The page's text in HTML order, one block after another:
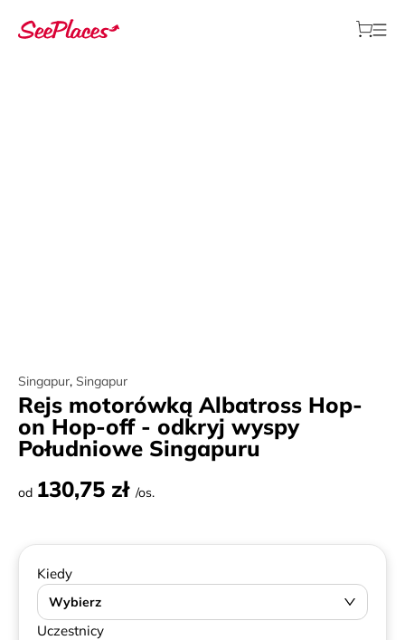
Singapur, Singapur
Rejs motorówką Albatross Hop-
on Hop-off - odkryj wyspy
Południowe Singapuru
od 130,75 zł /os.
Kiedy
Wybierz
Uczestnicy